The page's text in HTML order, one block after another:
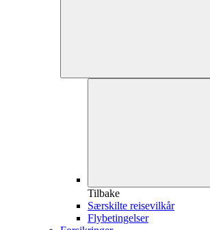
Tilbake
Særskilte reisevilkår
Flybetingelser